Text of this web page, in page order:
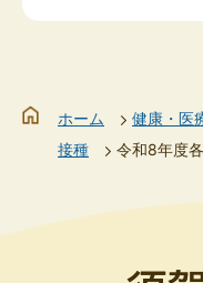
ホーム 健康・医
接種
令和8年度